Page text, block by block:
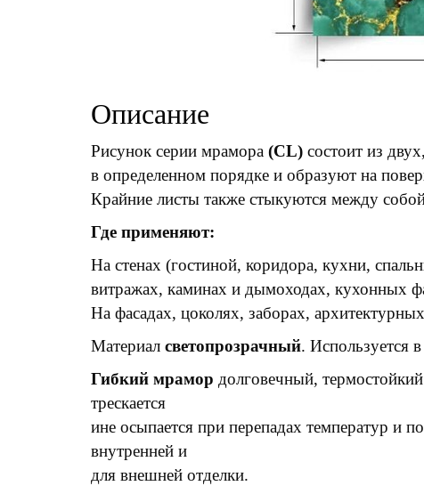
Описание
Рисунок серии мрамора (CL) состоит из
в определенном порядке и образуют на
Крайние листы также стыкуются между
Где применяют:
На стенах (гостиной, коридора, кухни,
витражах, каминах и дымоходах, кухонных
На фасадах, цоколях, заборах,
Материал светопрозрачный. Используется
Гибкий мрамор долговечный,
трескается
ине осыпается при перепадах температур и
внутренней и
для внешней отделки.